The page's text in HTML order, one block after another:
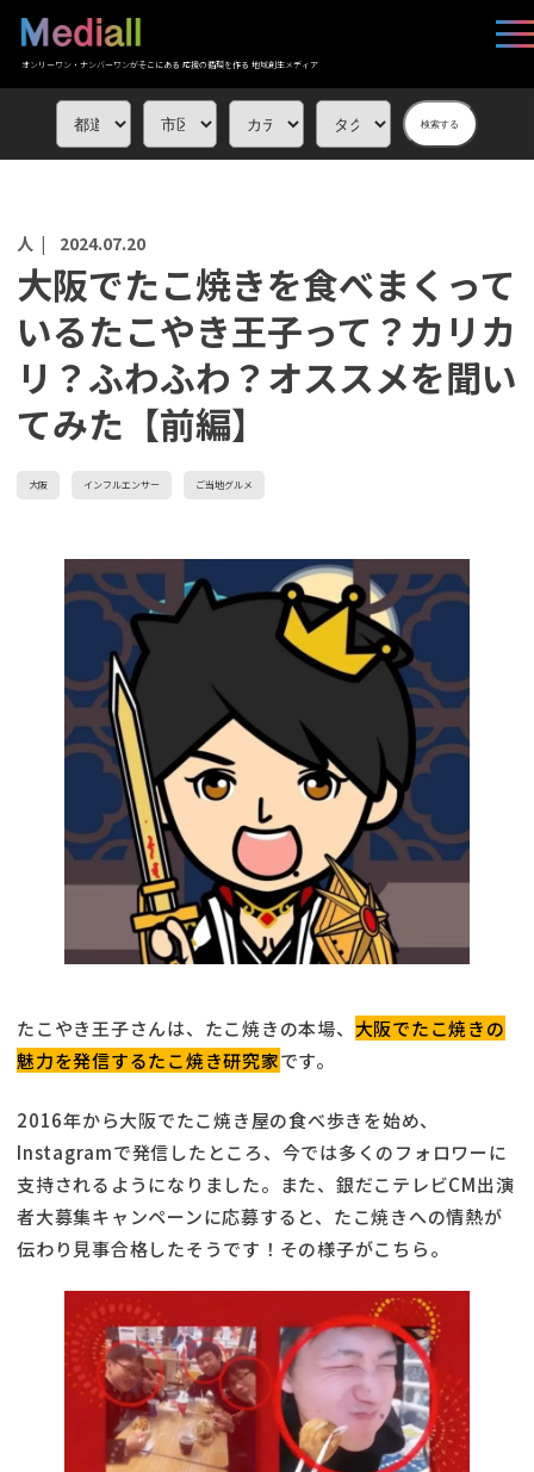
オンリーワン・ナンバーワンがそこにある 応援の循環を作る 地域創生メディア
検索する
人 | 2024.07.20
大阪でたこ焼きを食べまくって
いるたこやき王子って？カリカ
リ？ふわふわ？オススメを聞い
てみた【前編】
大阪 インフルエンサー ご当地グルメ
たこやき王子さんは、たこ焼きの本場、 大阪でたこ焼きの
魅力を発信するたこ焼き研究家です。
2016年から大阪でたこ焼き屋の食べ歩きを始め、
Instagramで発信したところ、今では多くのフォロワーに
支持されるようになりました。また、銀だこテレビCM出演
者大募集キャンペーンに応募すると、たこ焼きへの情熱が
伝わり見事合格したそうです！その様子がこちら。